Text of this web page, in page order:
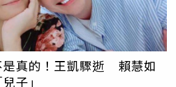
模樣，但又擔心過度曝光。（圖／翻
經常在社群平台曬出女兒的萌照，他
其實很喜歡分享幸福的生活，但又擔
相當為難。總是將家庭擺在第一位的
不再安排工作，會在家下廚、陪女兒
是真的！王凱驟逝 賴慧如
子」